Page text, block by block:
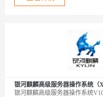
银河麒麟高级服务器操作系统（
银河麒麟高级服务器操作系统